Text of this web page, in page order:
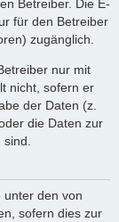
Betreiber. Die E-
für den Betreiber
zugänglich.
nur mit
nicht, sofern er
der Daten (z.
die Daten zur
unter den von
sofern dies zur